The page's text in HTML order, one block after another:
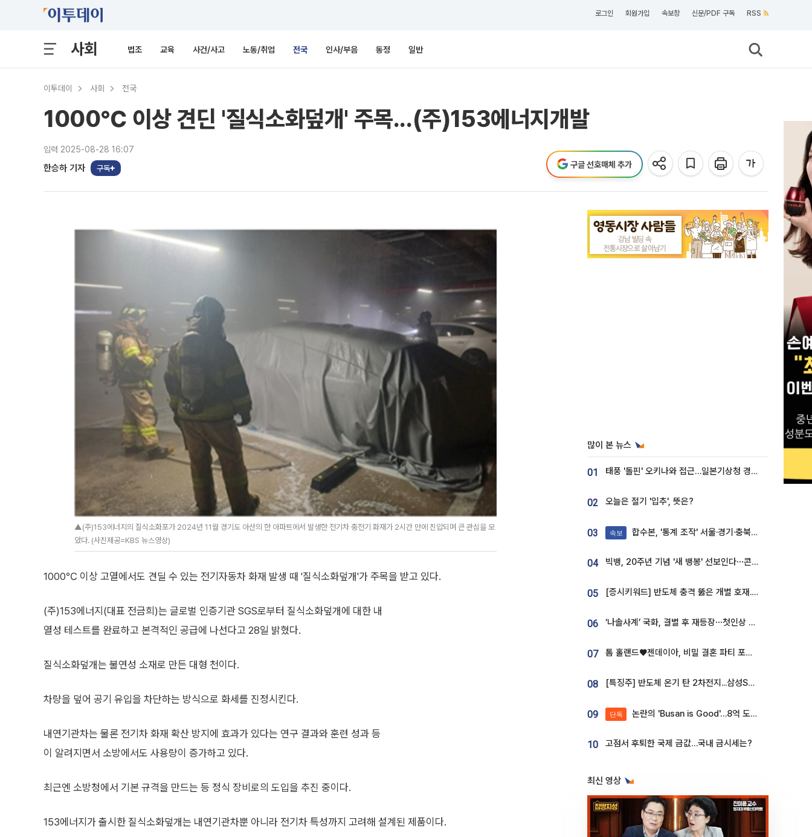
로그인 회원가입 속보창 신문/PDF 구독 RSS
사회 법조 교육 사건/사고 노동/취업 전국 인사/부음 동정 일반
이투데이 사회 전국
1000℃ 이상 견딘 '질식소화덮개' 주목...(주)153에너지개발
입력 2025-08-28 16:07
한승하 기자 구독 구글 선호매체 추가
▲(주)153에너지의 질식소화포가 2024년 11월 경기도 아산의 한 아파트에서 발생한 전기차 충전기 화재가 2시간 만에 진압되며 큰 관심을 모
았다. (사진제공=KBS 뉴스영상)
1000℃ 이상 고열에서도 견딜 수 있는 전기자동차 화재 발생 때 '질식소화덮개'가 주목을 받고 있다.
(주)153에너지(대표 전금희)는 글로벌 인증기관 SGS로부터 질식소화덮개에 대한 내
열성 테스트를 완료하고 본격적인 공급에 나선다고 28일 밝혔다.
질식소화덮개는 불연성 소재로 만든 대형 천이다.
차량을 덮어 공기 유입을 차단하는 방식으로 화세를 진정시킨다.
내연기관차는 물론 전기차 화재 확산 방지에 효과가 있다는 연구 결과와 훈련 성과 등
이 알려지면서 소방에서도 사용량이 증가하고 있다.
최근엔 소방청에서 기본 규격을 만드는 등 정식 장비로의 도입을 추진 중이다.
153에너지가 출시한 질식소화덮개는 내연기관차뿐 아니라 전기차 특성까지 고려해 설계된 제품이다.
많이 본 뉴스
01 태풍 '돌핀' 오키나와 접근…일본기상청 경로 업데이트
02 오늘은 절기 '입추', 뜻은?
03 속보 합수본, '통계 조작' 서울·경기·충북 선관위 등 추가 압수수색
04 빅뱅, 20주년 기념 '새 뱅봉' 선보인다⋯콘서트 앞두고 팝업 개최
05 [증시키워드] 반도체 충격 뚫은 개별 호재...포스코퓨처엠·에코프로·한화솔루션 '눈길'
06 ‘나솔사계’ 국화, 결별 후 재등장⋯첫인상 투표 휩쓸고 ‘인기녀’ 등극
07 톰 홀랜드♥젠데이아, 비밀 결혼 파티 포착⋯호텔 대관비만 9억
08 [특징주] 반도체 온기 탄 2차전지...삼성SDI, 장 초반 7% 넘게 껑충
09 단독 논란의 'Busan is Good'…8억 도시브랜드, 용산 대통령실 CI 업체가 수행
10 고점서 후퇴한 국제 금값…국내 금시세는?
최신 영상